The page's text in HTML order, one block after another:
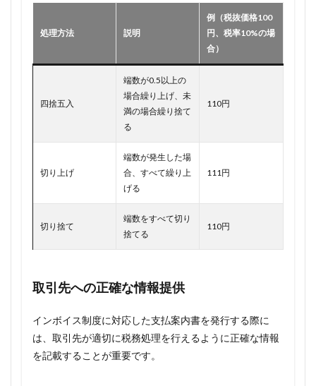
処理方法 説明
例（税抜価格100
円、税率10%の場
合）
四捨五入
端数が0.5以上の
場合繰り上げ、未
満の場合繰り捨て
る
110円
切り上げ
端数が発生した場
合、すべて繰り上
げる
111円
切り捨て
端数をすべて切り
捨てる
110円
取引先への正確な情報提供
インボイス制度に対応した支払案内書を発行する際に
は、取引先が適切に税務処理を行えるように正確な情報
を記載することが重要です。